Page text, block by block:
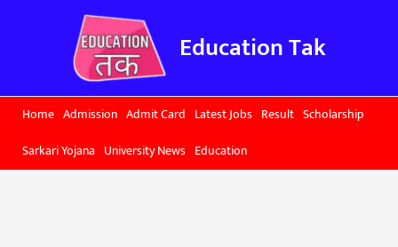
Education Tak
Home Admission Admit Card Latest Jobs Result Scholarship
Sarkari Yojana University News Education